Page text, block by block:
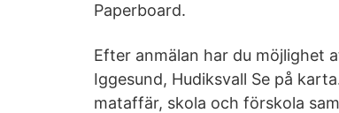
Paperboard.
Efter anmälan har du möjlighet
Iggesund, Hudiksvall Se på
mataffär, skola och förskola